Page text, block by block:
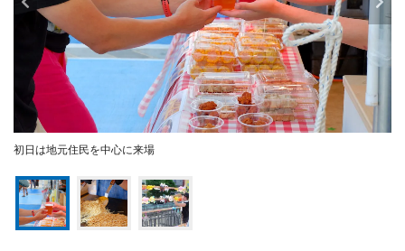
初日は地元住民を中心に来場